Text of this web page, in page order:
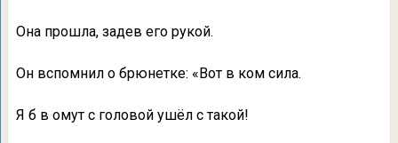
Она прошла, задев его рукой.
Он вспомнил о брюнетке: «Вот в ком сила.
Я б в омут с головой ушёл с такой!